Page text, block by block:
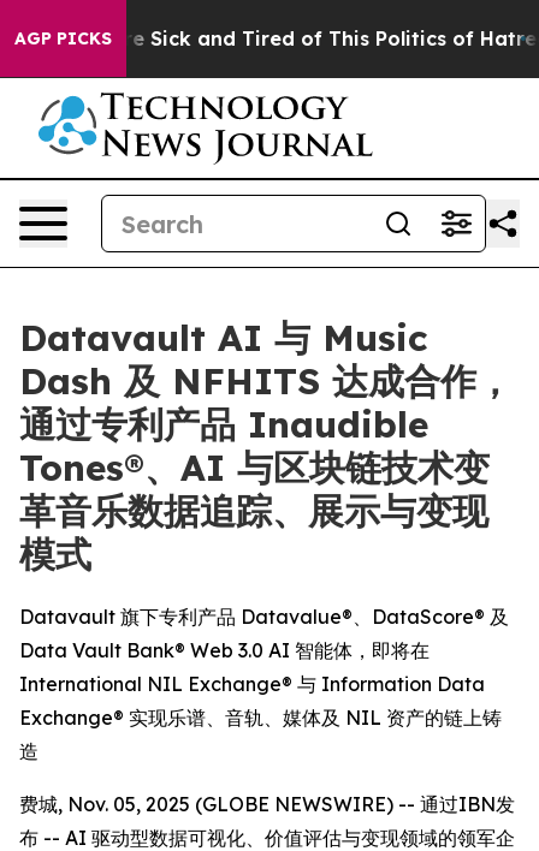
AGP PICKS
Are Sick and Tired of This Politics of Hatred”
Datavault AI 与 Music
Dash 及 NFHITS 达成合作，
通过专利产品 Inaudible
Tones®、AI 与区块链技术变
革音乐数据追踪、展示与变现
模式
Datavault 旗下专利产品 Datavalue®、DataScore® 及
Data Vault Bank® Web 3.0 AI 智能体，即将在
International NIL Exchange® 与 Information Data
Exchange® 实现乐谱、音轨、媒体及 NIL 资产的链上铸
造
费城, Nov. 05, 2025 (GLOBE NEWSWIRE) -- 通过IBN发
布 -- AI 驱动型数据可视化、价值评估与变现领域的领军企